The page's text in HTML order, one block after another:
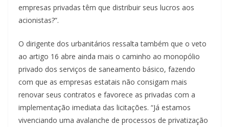
empresas privadas têm que distribuir seus lucros aos
acionistas?”.
O dirigente dos urbanitários ressalta também que o veto
ao artigo 16 abre ainda mais o caminho ao monopólio
privado dos serviços de saneamento básico, fazendo
com que as empresas estatais não consigam mais
renovar seus contratos e favorece as privadas com a
implementação imediata das licitações. “Já estamos
vivenciando uma avalanche de processos de privatização